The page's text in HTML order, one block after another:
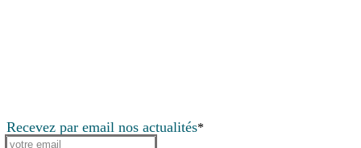
Recevez par email nos actualités*